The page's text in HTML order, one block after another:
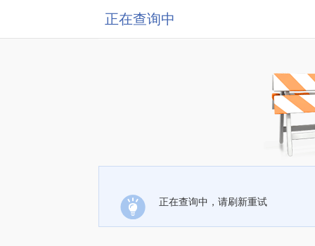
正在查询中
正在查询中，请刷新重试